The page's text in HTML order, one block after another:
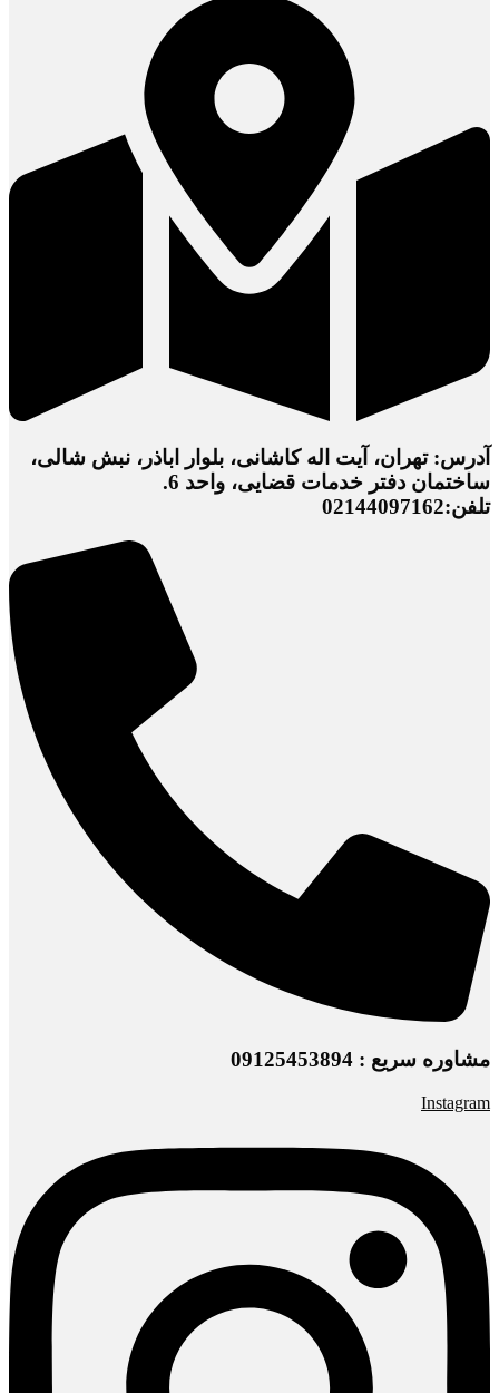
آدرس: تهران، آیت اله کاشانی، بلوار اباذر، نبش شالی،
ساختمان دفتر خدمات قضایی، واحد 6.
تلفن:02144097162
مشاوره سریع : 09125453894
Instagram